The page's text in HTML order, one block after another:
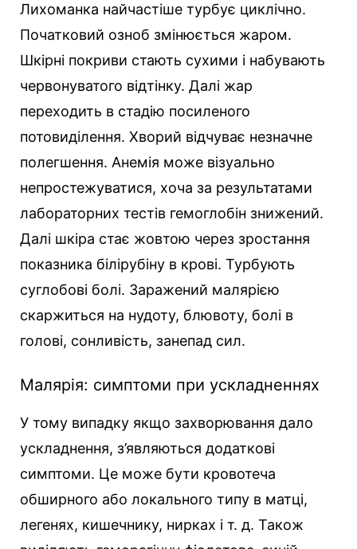
Лихоманка найчастіше турбує циклічно.
Початковий озноб змінюється жаром.
Шкірні покриви стають сухими і набувають
червонуватого відтінку. Далі жар
переходить в стадію посиленого
потовиділення. Хворий відчуває незначне
полегшення. Анемія може візуально
непростежуватися, хоча за результатами
лабораторних тестів гемоглобін знижений.
Далі шкіра стає жовтою через зростання
показника білірубіну в крові. Турбують
суглобові болі. Заражений малярією
скаржиться на нудоту, блювоту, болі в
голові, сонливість, занепад сил.
Малярія: симптоми при ускладненнях
У тому випадку якщо захворювання дало
ускладнення, з’являються додаткові
симптоми. Це може бути кровотеча
обширного або локального типу в матці,
легенях, кишечнику, нирках і т. д. Також